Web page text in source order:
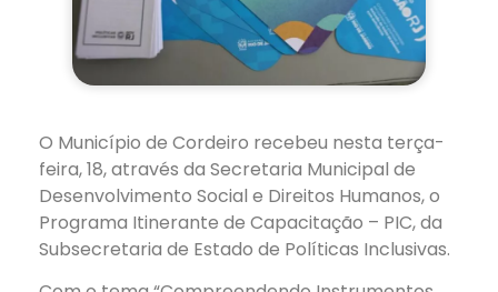
O Município de Cordeiro recebeu nesta terça-
feira, 18, através da Secretaria Municipal de
Desenvolvimento Social e Direitos Humanos, o
Programa Itinerante de Capacitação – PIC, da
Subsecretaria de Estado de Políticas Inclusivas.